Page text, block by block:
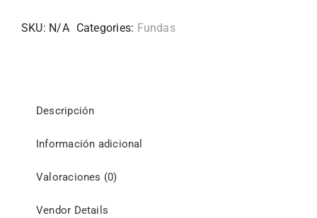
SKU: N/A Categories: Fundas
Descripción
Información adicional
Valoraciones (0)
Vendor Details